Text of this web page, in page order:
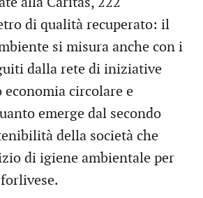
di qualità recuperato: il
si misura anche con i
dalla rete di iniziative
circolare e
emerge dal secondo
della società che
di igiene ambientale per